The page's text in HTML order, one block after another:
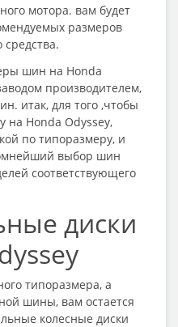
мотора. вам будет
размеров
шин на Honda
производителем,
итак, для того ,чтобы
на Honda Odyssey,
по типоразмеру, и
выбор шин
соответствующего
диски
типоразмера, а
шины, вам остается
колесные диски